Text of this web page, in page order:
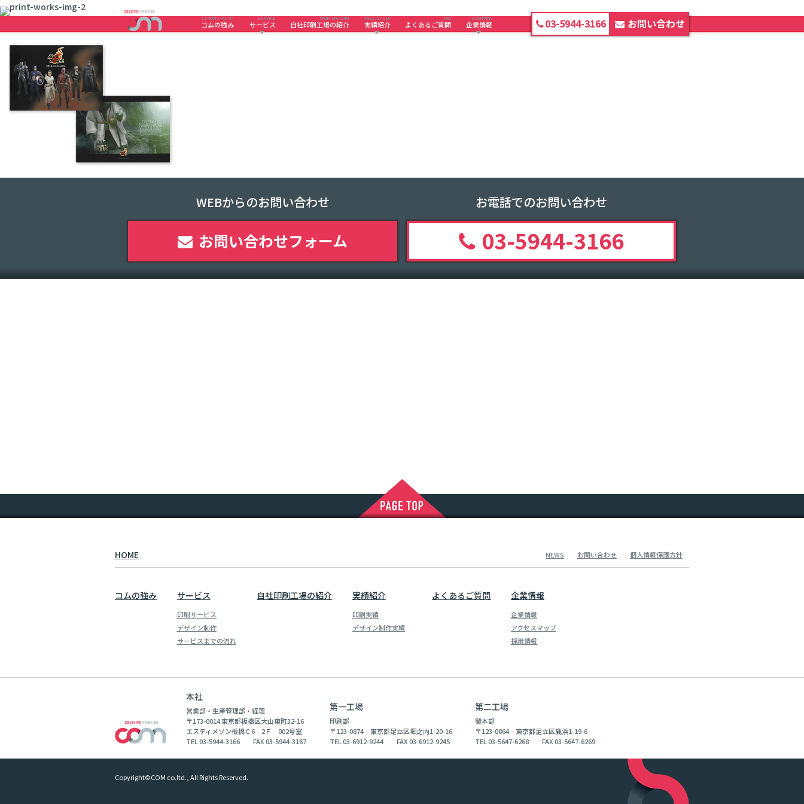
STRONG POINT
コムの強み
SERVICE
サービス
OWN FACTORY
自社印刷工場の紹介
CASE STUDY
実績紹介
FAQ
よくあるご質問
COMPANY
企業情報 03-5944-3166 お問い合わせ
ホーム print-works-img-2
WEBからのお問い合わせ
お問い合わせフォーム
お電話でのお問い合わせ
03-5944-3166
HOME NEWS お問い合わせ 個人情報保護方針
コムの強み サービス
印刷サービス
デザイン制作
サービスまでの流れ
自社印刷工場の紹介 実績紹介
印刷実績
デザイン制作実績
よくあるご質問 企業情報
企業情報
アクセスマップ
採用情報
本社
営業部・生産管理部・経理
〒173-0014 東京都板橋区大山東町32-16
エスティメゾン板橋Ｃ6 2Ｆ 002号室
TEL 03-5944-3166 FAX 03-5944-3167
第一工場
印刷部
〒123-0874 東京都足立区堀之内1-20-16
TEL 03-6912-9244 FAX 03-6912-9245
第二工場
製本部
〒123-0864 東京都足立区鹿浜1-19-6
TEL 03-5647-6268 FAX 03-5647-6269
Copyright©COM co.ltd., All Rights Reserved.